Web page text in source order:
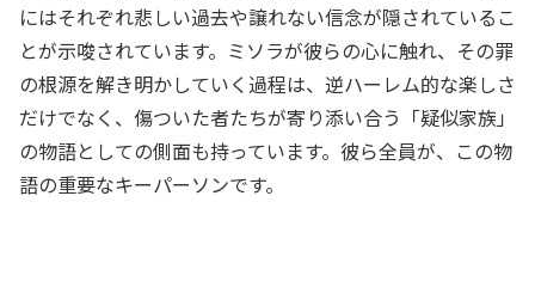
にはそれぞれ悲しい過去や譲れない信念が隠されているこ
とが示唆されています。ミソラが彼らの心に触れ、その罪
の根源を解き明かしていく過程は、逆ハーレム的な楽しさ
だけでなく、傷ついた者たちが寄り添い合う「疑似家族」
の物語としての側面も持っています。彼ら全員が、この物
語の重要なキーパーソンです。